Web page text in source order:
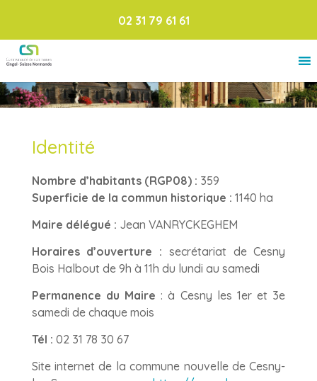
02 31 79 61 61
Identité
Nombre d’habitants (RGP08) : 359
Superficie de la commun historique : 1140 ha
Maire délégué : Jean VANRYCKEGHEM
Horaires d’ouverture : secrétariat de Cesny
Bois Halbout de 9h à 11h du lundi au samedi
Permanence du Maire : à Cesny les 1er et 3e
samedi de chaque mois
Tél : 02 31 78 30 67
Site internet de la commune nouvelle de Cesny-